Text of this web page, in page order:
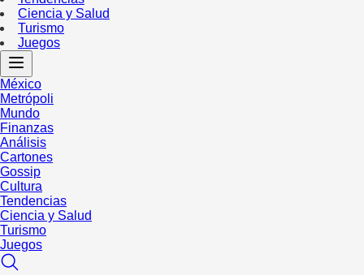
Ciencia y Salud
Turismo
Juegos
México
Metrópoli
Mundo
Finanzas
Análisis
Cartones
Gossip
Cultura
Tendencias
Ciencia y Salud
Turismo
Juegos